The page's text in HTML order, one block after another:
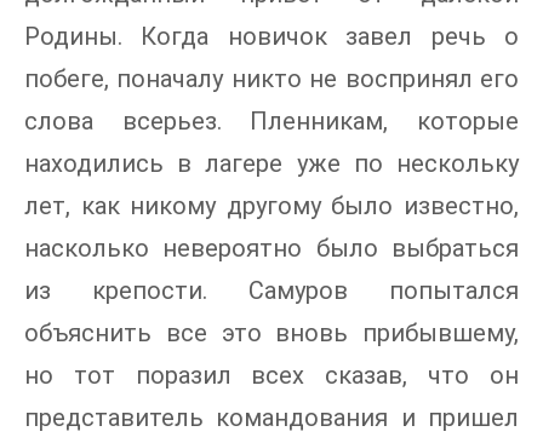
Родины. Когда новичок завел речь о
побеге, поначалу никто не воспринял его
слова всерьез. Пленникам, которые
находились в лагере уже по нескольку
лет, как никому другому было известно,
насколько невероятно было выбраться
из крепости. Самуров попытался
объяснить все это вновь прибывшему,
но тот поразил всех сказав, что он
представитель командования и пришел